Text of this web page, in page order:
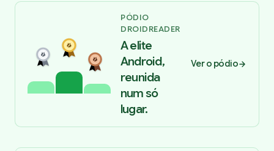
PÓDIO
DROIDREADER
A elite
Android,
reunida
num só
lugar.
Ver o pódio